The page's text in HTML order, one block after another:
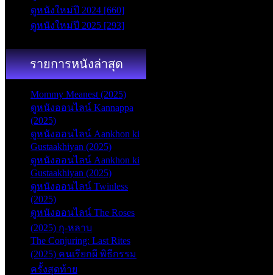
ดูหนังใหม่ปี 2024 [660]
ดูหนังใหม่ปี 2025 [293]
รายการหนังล่าสุด
Mommy Meanest (2025)
ดูหนังออนไลน์ Kannappa
(2025)
ดูหนังออนไลน์ Aankhon ki
Gustaakhiyan (2025)
ดูหนังออนไลน์ Aankhon ki
Gustaakhiyan (2025)
ดูหนังออนไลน์ Twinless
(2025)
ดูหนังออนไลน์ The Roses
(2025) กุ-หลาบ
The Conjuring: Last Rites
(2025) คนเรียกผี พิธีกรรม
ครั้งสุดท้าย